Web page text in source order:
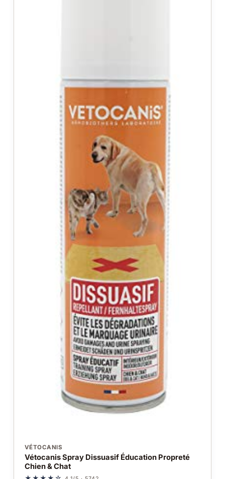
VÉTOCANIS
Vétocanis Spray Dissuasif Éducation Propreté
Chien & Chat